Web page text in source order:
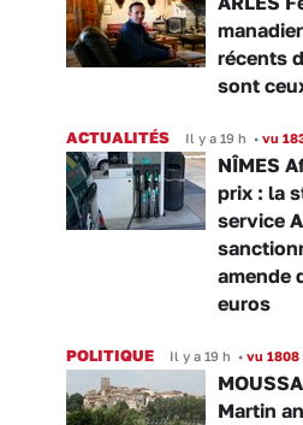
récents
sont
ACTUALITÉS Il y a 19 h • vu
NÎMES
prix : la
service
amende
euros
POLITIQUE Il y a 19 h • vu 1808
Martin